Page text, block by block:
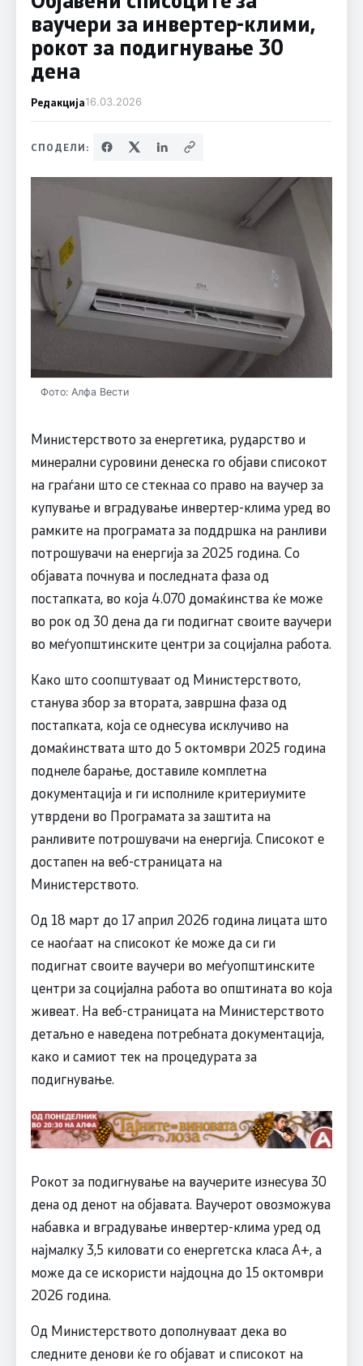
ваучери за инвертер-клими,
рокот за подигнување 30
дена
Редакција16.03.2026
СПОДЕЛИ:
Фото: Алфа Вести
Министерството за енергетика, рударство и
минерални суровини денеска го објави списокот
на граѓани што се стекнаа со право на ваучер за
купување и вградување инвертер-клима уред во
рамките на програмата за поддршка на ранливи
потрошувачи на енергија за 2025 година. Со
објавата почнува и последната фаза од
постапката, во која 4.070 домаќинства ќе може
во рок од 30 дена да ги подигнат своите ваучери
во меѓуопштинските центри за социјална работа.
Како што соопштуваат од Министерството,
станува збор за втората, завршна фаза од
постапката, која се однесува исклучиво на
домаќинствата што до 5 октомври 2025 година
поднеле барање, доставиле комплетна
документација и ги исполниле критериумите
утврдени во Програмата за заштита на
ранливите потрошувачи на енергија. Списокот е
достапен на веб-страницата на
Министерството.
Од 18 март до 17 април 2026 година лицата што
се наоѓаат на списокот ќе може да си ги
подигнат своите ваучери во меѓуопштинските
центри за социјална работа во општината во која
живеат. На веб-страницата на Министерството
детаљно е наведена потребната документација,
како и самиот тек на процедурата за
подигнување.
Рокот за подигнување на ваучерите изнесува 30
дена од денот на објавата. Ваучерот овозможува
набавка и вградување инвертер-клима уред од
најмалку 3,5 киловати со енергетска класа А+, а
може да се искористи најдоцна до 15 октомври
2026 година.
Од Министерството дополнуваат дека во
следните денови ќе го објават и списокот на